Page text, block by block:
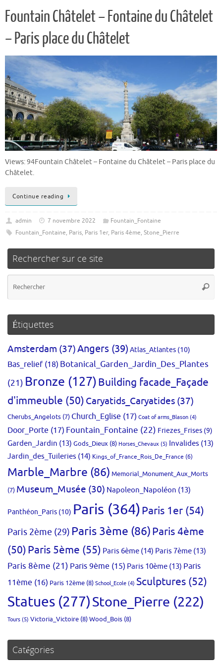
Fountain Châtelet – Fontaine du Châtelet
– Paris place du Châtelet
Views: 94Fountain Châtelet – Fontaine du Châtelet – Paris place du
Châtelet.
Continue reading
admin 7 novembre 2022
Fountain_Fontaine
Fountain_Fontaine, Paris, Paris 1er, Paris 4ème, Stone_Pierre
Rechercher sur ce site
Étiquettes
Amsterdam (37)Angers (39) Atlas_Atlantes (10)
Bas_relief(18) Botanical_Garden_Jardin_Des_Plantes
(21) Bronze (127)Building facade_Façade
d'immeuble (50) Caryatids_Caryatides (37)
Cherubs_Angelots (7) Church_Eglise (17) Coat of arms_Blason (4)
Door_Porte (17) Fountain_Fontaine (22) Friezes_Frises (9)
Garden_Jardin (13) Gods_Dieux (8) Horses_Chevaux (5) Invalides (13)
Jardin_des_Tuileries (14) Kings_of_France_Rois_De_France (6)
Marble_Marbre (86) Memorial_Monument_Aux_Morts
(7) Museum_Musée (30) Napoleon_Napoléon (13)
Panthéon_Paris (10) Paris (364)Paris 1er (54)
Paris 2ème (29) Paris 3ème (86)Paris 4ème
(50)Paris 5ème (55) Paris 6ème (14) Paris 7ème (13)
Paris 8ème (21) Paris 9ème (15) Paris 10ème (13) Paris
11ème (16) Paris 12ème (8) School_Ecole (4) Sculptures (52)
Statues (277)Stone_Pierre (222)
Tours (5) Victoria_Victoire (8)Wood_Bois (8)
Catégories